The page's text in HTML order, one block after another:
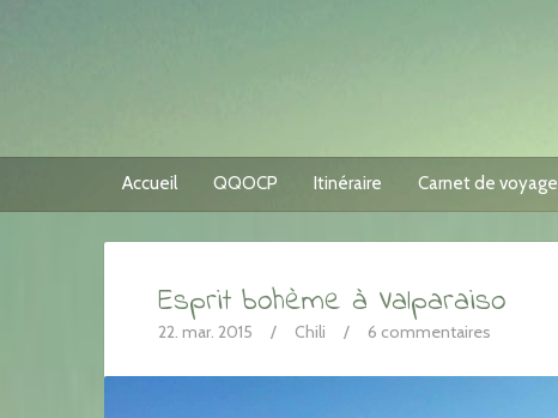
Accueil QQOCP Itinéraire Carnet de voyage
Esprit bohème à Valparaiso
22. mar. 2015 / Chili / 6 commentaires